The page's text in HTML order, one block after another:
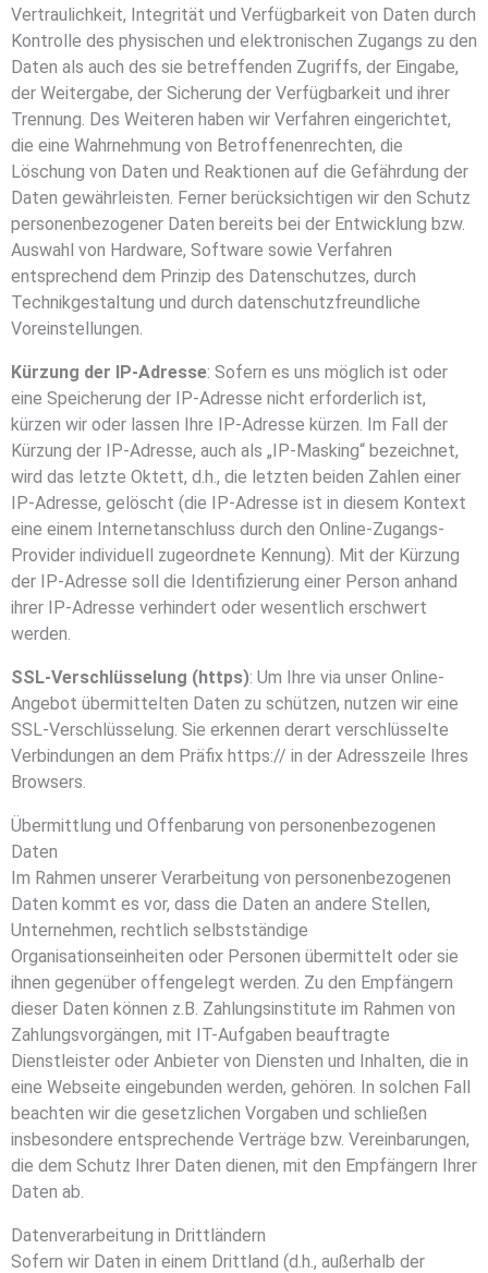
Vertraulichkeit, Integrität und Verfügbarkeit von Daten durch
Kontrolle des physischen und elektronischen Zugangs zu den
Daten als auch des sie betreffenden Zugriffs, der Eingabe,
der Weitergabe, der Sicherung der Verfügbarkeit und ihrer
Trennung. Des Weiteren haben wir Verfahren eingerichtet,
die eine Wahrnehmung von Betroffenenrechten, die
Löschung von Daten und Reaktionen auf die Gefährdung der
Daten gewährleisten. Ferner berücksichtigen wir den Schutz
personenbezogener Daten bereits bei der Entwicklung bzw.
Auswahl von Hardware, Software sowie Verfahren
entsprechend dem Prinzip des Datenschutzes, durch
Technikgestaltung und durch datenschutzfreundliche
Voreinstellungen.
Kürzung der IP-Adresse: Sofern es uns möglich ist oder
eine Speicherung der IP-Adresse nicht erforderlich ist,
kürzen wir oder lassen Ihre IP-Adresse kürzen. Im Fall der
Kürzung der IP-Adresse, auch als „IP-Masking“ bezeichnet,
wird das letzte Oktett, d.h., die letzten beiden Zahlen einer
IP-Adresse, gelöscht (die IP-Adresse ist in diesem Kontext
eine einem Internetanschluss durch den Online-Zugangs-
Provider individuell zugeordnete Kennung). Mit der Kürzung
der IP-Adresse soll die Identifizierung einer Person anhand
ihrer IP-Adresse verhindert oder wesentlich erschwert
werden.
SSL-Verschlüsselung (https): Um Ihre via unser Online-
Angebot übermittelten Daten zu schützen, nutzen wir eine
SSL-Verschlüsselung. Sie erkennen derart verschlüsselte
Verbindungen an dem Präfix https:// in der Adresszeile Ihres
Browsers.
Übermittlung und Offenbarung von personenbezogenen
Daten
Im Rahmen unserer Verarbeitung von personenbezogenen
Daten kommt es vor, dass die Daten an andere Stellen,
Unternehmen, rechtlich selbstständige
Organisationseinheiten oder Personen übermittelt oder sie
ihnen gegenüber offengelegt werden. Zu den Empfängern
dieser Daten können z.B. Zahlungsinstitute im Rahmen von
Zahlungsvorgängen, mit IT-Aufgaben beauftragte
Dienstleister oder Anbieter von Diensten und Inhalten, die in
eine Webseite eingebunden werden, gehören. In solchen Fall
beachten wir die gesetzlichen Vorgaben und schließen
insbesondere entsprechende Verträge bzw. Vereinbarungen,
die dem Schutz Ihrer Daten dienen, mit den Empfängern Ihrer
Daten ab.
Datenverarbeitung in Drittländern
Sofern wir Daten in einem Drittland (d.h., außerhalb der